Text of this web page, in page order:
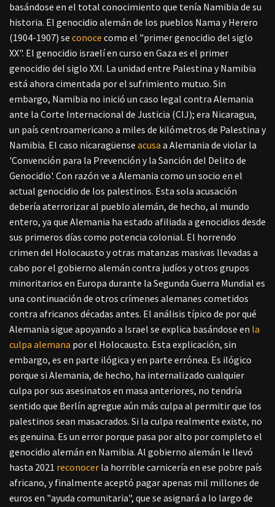
basándose en el total conocimiento que tenía Namibia de su
historia. El genocidio alemán de los pueblos Nama y Herero
(1904-1907) se conoce como el "primer genocidio del siglo
XX". El genocidio israelí en curso en Gaza es el primer
genocidio del siglo XXI. La unidad entre Palestina y Namibia
está ahora cimentada por el sufrimiento mutuo. Sin
embargo, Namibia no inició un caso legal contra Alemania
ante la Corte Internacional de Justicia (CIJ); era Nicaragua,
un país centroamericano a miles de kilómetros de Palestina y
Namibia. El caso nicaragüense acusa a Alemania de violar la
'Convención para la Prevención y la Sanción del Delito de
Genocidio'. Con razón ve a Alemania como un socio en el
actual genocidio de los palestinos. Esta sola acusación
debería aterrorizar al pueblo alemán, de hecho, al mundo
entero, ya que Alemania ha estado afiliada a genocidios desde
sus primeros días como potencia colonial. El horrendo
crimen del Holocausto y otras matanzas masivas llevadas a
cabo por el gobierno alemán contra judíos y otros grupos
minoritarios en Europa durante la Segunda Guerra Mundial es
una continuación de otros crímenes alemanes cometidos
contra africanos décadas antes. El análisis típico de por qué
Alemania sigue apoyando a Israel se explica basándose en la
culpa alemana por el Holocausto. Esta explicación, sin
embargo, es en parte ilógica y en parte errónea. Es ilógico
porque si Alemania, de hecho, ha internalizado cualquier
culpa por sus asesinatos en masa anteriores, no tendría
sentido que Berlín agregue aún más culpa al permitir que los
palestinos sean masacrados. Si la culpa realmente existe, no
es genuina. Es un error porque pasa por alto por completo el
genocidio alemán en Namibia. Al gobierno alemán le llevó
hasta 2021 reconocer la horrible carnicería en ese pobre país
africano, y finalmente aceptó pagar apenas mil millones de
euros en "ayuda comunitaria", que se asignará a lo largo de